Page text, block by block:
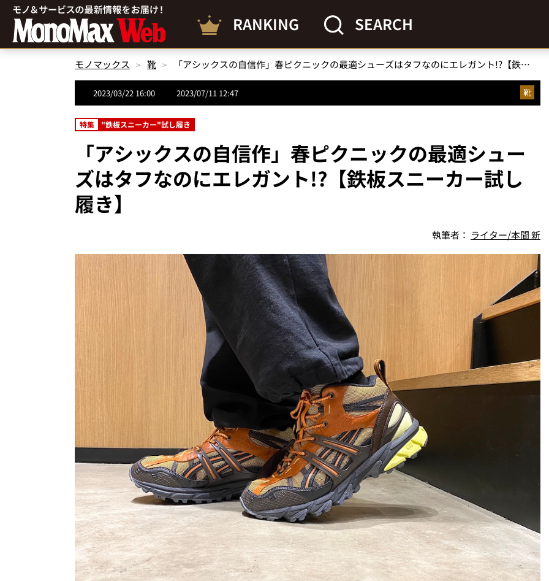
RANKING SEARCH
モノマックス 靴 「アシックスの自信作」春ピクニックの最適シューズはタフなのにエレガント!?【鉄板スニーカー試し履き】
2023/03/22 16:00 2023/07/11 12:47 靴
特集 "鉄板スニーカー"試し履き
「アシックスの自信作」春ピクニックの最適シュー
ズはタフなのにエレガント!?【鉄板スニーカー試し
履き】
執筆者： ライター/本間 新